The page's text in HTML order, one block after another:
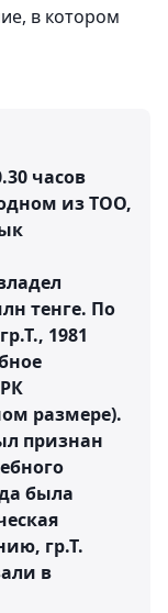
в котором
часов
из ТОО,
тенге. По
1981
размере).
признан
была
гр.Т.
в